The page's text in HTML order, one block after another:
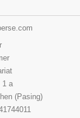
1 a
(Pasing)